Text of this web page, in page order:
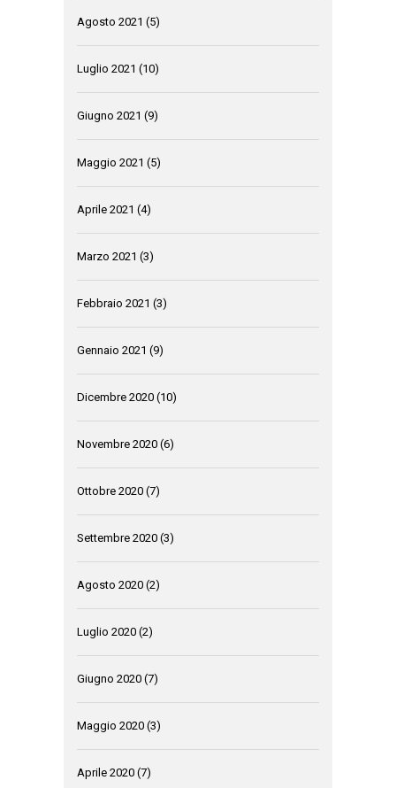
Agosto 2021 (5)
Luglio 2021 (10)
Giugno 2021 (9)
Maggio 2021 (5)
Aprile 2021 (4)
Marzo 2021 (3)
Febbraio 2021 (3)
Gennaio 2021 (9)
Dicembre 2020 (10)
Novembre 2020 (6)
Ottobre 2020 (7)
Settembre 2020 (3)
Agosto 2020 (2)
Luglio 2020 (2)
Giugno 2020 (7)
Maggio 2020 (3)
Aprile 2020 (7)